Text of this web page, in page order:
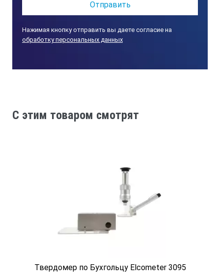
Нажимая кнопку отправить вы даете согласие на
обработку персональных данных
C этим товаром смотрят
Твердомер по Бухгольцу Elcometer 3095